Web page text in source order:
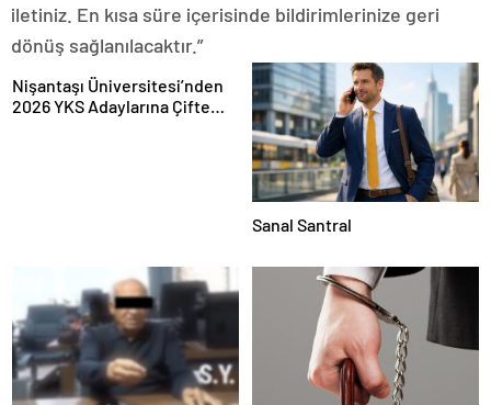
iletiniz. En kısa süre içerisinde bildirimlerinize geri
dönüş sağlanılacaktır.”
Nişantaşı Üniversitesi’nden
2026 YKS Adaylarına Çifte
Sanal Santral